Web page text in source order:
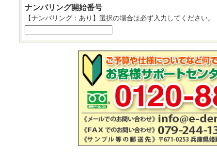
ナンバリング開始番号
【ナンバリング：あり】選択の場合は必ず入力してください。